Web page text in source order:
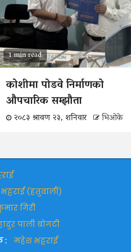
1 min read
कोशीमा पोडवे निर्माणको
औपचारिक सम्झौता
२०८३ श्रावण २३, शनिवार भिओके
(हतुवाली)
गिरी
पाली बोगटी
:
महेश भट्टराई